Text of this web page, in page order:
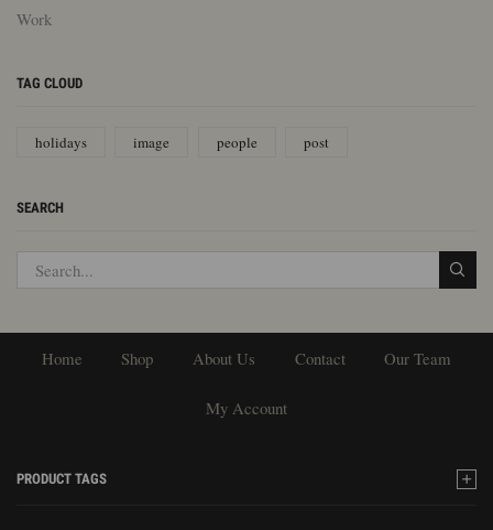
Work
TAG CLOUD
holidays image people post
SEARCH
Home Shop About Us Contact Our Team
My Account
PRODUCT TAGS